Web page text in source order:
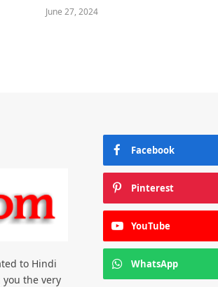
June 27, 2024
to Hindi
the very
Facebook
Pinterest
YouTube
WhatsApp